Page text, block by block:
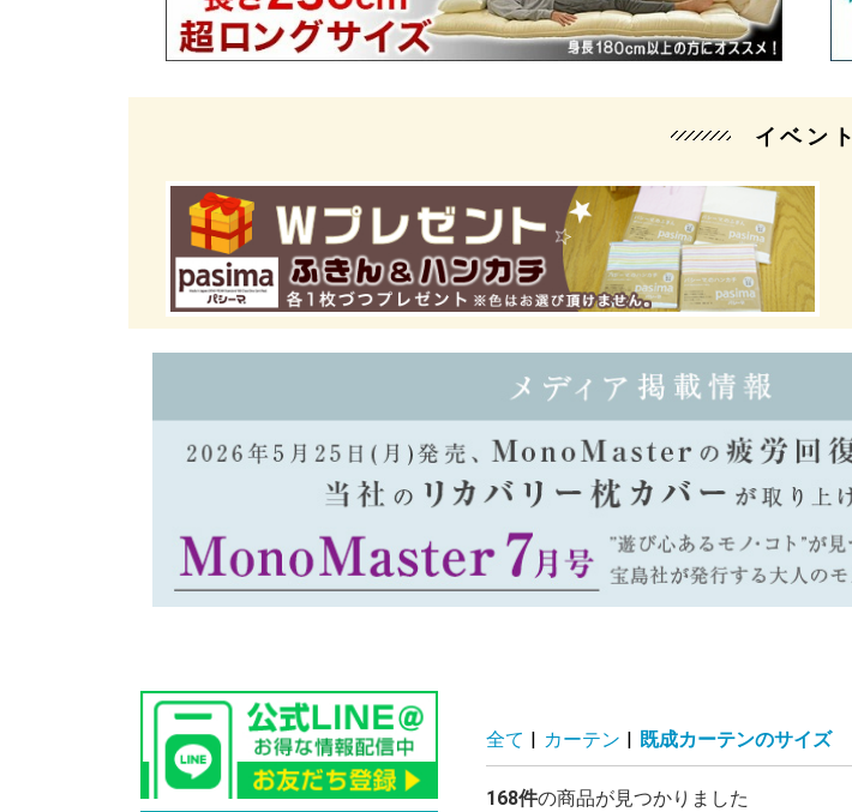
イベント
全て | カーテン | 既成カーテンのサイズ
168件の商品が見つかりました